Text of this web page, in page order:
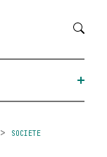
SOCIETE